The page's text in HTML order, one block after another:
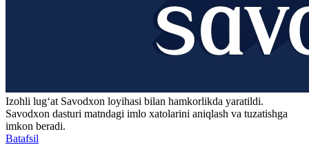
Izohli lugʻat Savodxon loyihasi bilan hamkorlikda yaratildi.
Savodxon dasturi matndagi imlo xatolarini aniqlash va tuzatishga
imkon beradi.
Batafsil